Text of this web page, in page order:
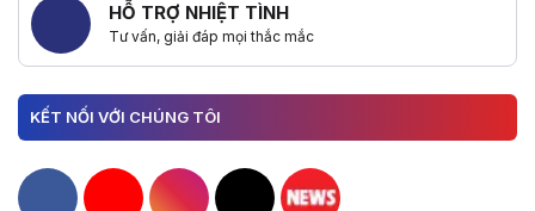
HỖ TRỢ NHIỆT TÌNH
Tư vấn, giải đáp mọi thắc mắc
KẾT NỐI VỚI CHÚNG TÔI